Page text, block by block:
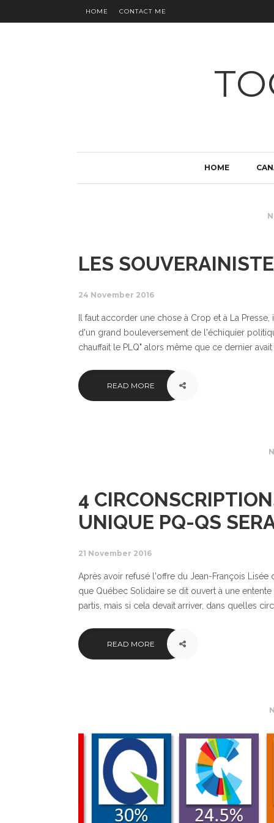
HOME CONTACT ME
HOME
LES
24 November 2016
Il faut accorder une chose à Crop et à La
d'un grand bouleversement de l'échiquier
chauffait le PLQ" alors même que ce dernier
READ MORE
4
UNIQUE PQ-QS
21 November 2016
Après avoir refusé l'offre du Jean-François
que Québec Solidaire se dit ouvert à une
partis, mais si cela devait arriver, dans quelles
READ MORE